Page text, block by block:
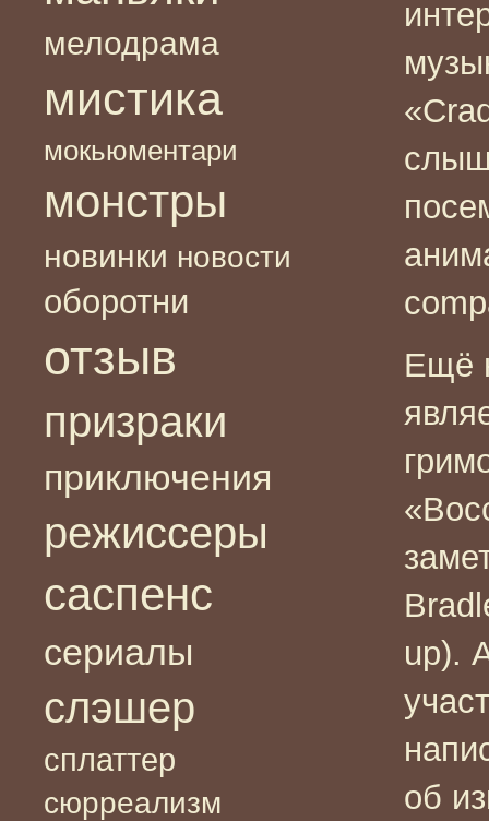
мелодрама
мистика
мокьюментари
монстры
новинки новости
оборотни
отзыв
призраки
приключения
режиссеры
саспенс
сериалы
слэшер
сплаттер
сюрреализм
Ещё
up).
об